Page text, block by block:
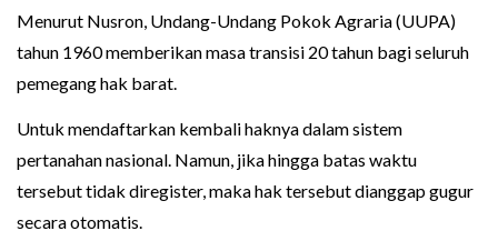
Menurut Nusron, Undang-Undang Pokok Agraria (UUPA)
tahun 1960 memberikan masa transisi 20 tahun bagi seluruh
pemegang hak barat.
Untuk mendaftarkan kembali haknya dalam sistem
pertanahan nasional. Namun, jika hingga batas waktu
tersebut tidak diregister, maka hak tersebut dianggap gugur
secara otomatis.